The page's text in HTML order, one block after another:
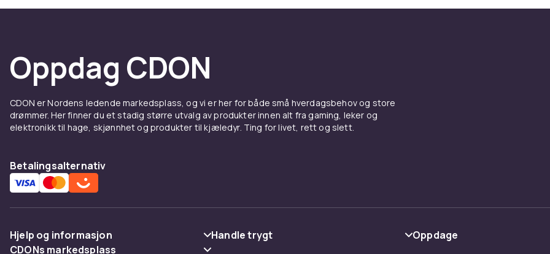
Oppdag CDON
CDON er Nordens ledende markedsplass, og vi er her for både små hverdagsbehov og store
drømmer. Her finner du et stadig større utvalg av produkter innen alt fra gaming, leker og
elektronikk til hage, skjønnhet og produkter til kjæledyr. Ting for livet, rett og slett.
Betalingsalternativ
Hjelp og informasjon
Handle trygt
Oppdage
CDONs markedsplass